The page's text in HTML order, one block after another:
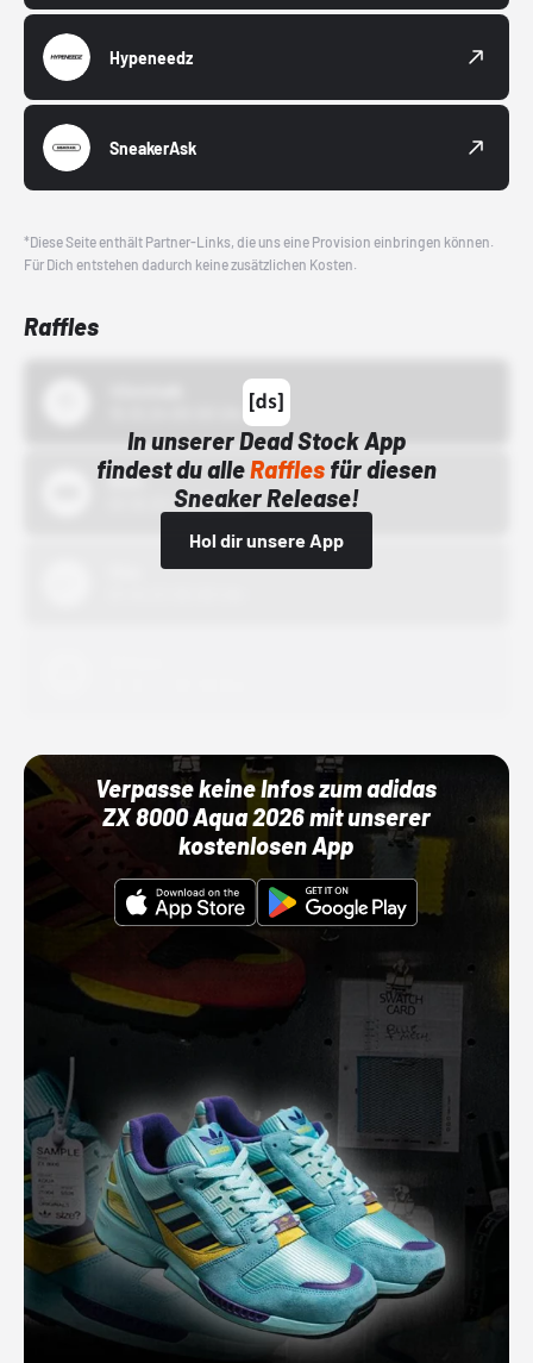
Hypeneedz
SneakerAsk
*Diese Seite enthält Partner-Links, die uns eine Provision einbringen können.
Für Dich entstehen dadurch keine zusätzlichen Kosten.
Raffles
In unserer Dead Stock App
findest du alleRafflesfür diesen
Sneaker Release!
Hol dir unsere App
Bstn
01.10.22 00:00 Uhr
Verpasse keine Infos zum adidas
ZX 8000 Aqua 2026 mit unserer
kostenlosen App